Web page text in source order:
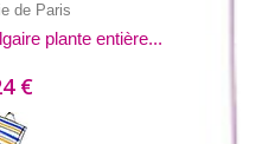
de Paris
plante entière...
€